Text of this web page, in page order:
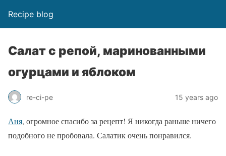
Recipe blog
Салат с репой, маринованными
огурцами и яблоком
re-ci-pe 15 years ago
Аня, огромное спасибо за рецепт! Я никогда раньше ничего
подобного не пробовала. Салатик очень понравился.